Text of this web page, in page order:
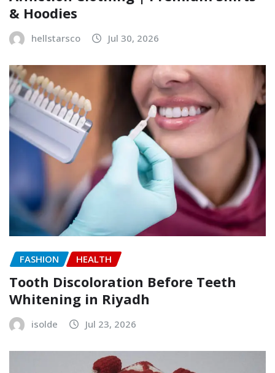
& Hoodies
hellstarsco Jul 30, 2026
FASHION HEALTH
Tooth Discoloration Before Teeth
Whitening in Riyadh
isolde Jul 23, 2026